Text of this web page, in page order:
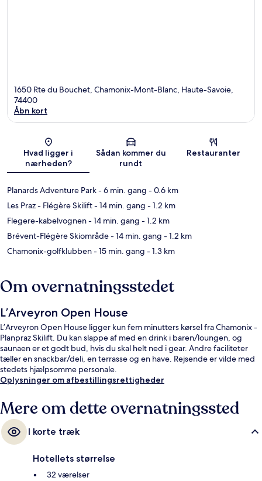
1650 Rte du Bouchet, Chamonix-Mont-Blanc, Haute-Savoie,
74400
Åbn kort
Hvad ligger i
nærheden?
Sådan kommer du
rundt
Restauranter
Planards Adventure Park- 6 min. gang - 0.6 km
Les Praz - Flégère Skilift- 14 min. gang - 1.2 km
Flegere-kabelvognen- 14 min. gang - 1.2 km
Brévent-Flégère Skiområde- 14 min. gang - 1.2 km
Chamonix-golfklubben- 15 min. gang - 1.3 km
Om overnatningsstedet
L’Arveyron Open House
L’Arveyron Open House ligger kun fem minutters kørsel fra Chamonix -
Planpraz Skilift. Du kan slappe af med en drink i baren/loungen, og
saunaen er et godt bud, hvis du skal helt ned i gear. Andre faciliteter
tæller en snackbar/deli, en terrasse og en have. Rejsende er vilde med
stedets hjælpsomme personale.
Oplysninger om afbestillingsrettigheder
Mere om dette overnatningssted
I korte træk
Hotellets størrelse
32 værelser